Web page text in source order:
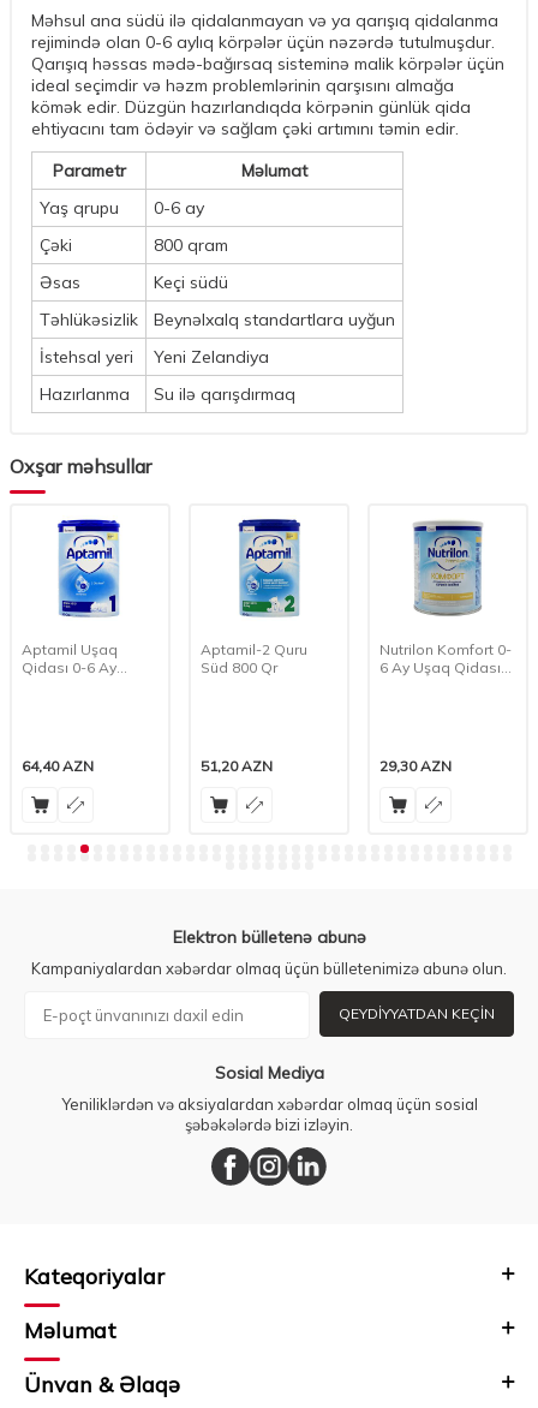
Məhsul ana südü ilə qidalanmayan və ya qarışıq qidalanma
rejimində olan 0-6 aylıq körpələr üçün nəzərdə tutulmuşdur.
Qarışıq həssas mədə-bağırsaq sisteminə malik körpələr üçün
ideal seçimdir və həzm problemlərinin qarşısını almağa
kömək edir. Düzgün hazırlandıqda körpənin günlük qida
ehtiyacını tam ödəyir və sağlam çəki artımını təmin edir.
Parametr
Məlumat
Yaş qrupu
0-6 ay
Çəki
800 qram
Əsas
Keçi südü
Təhlükəsizlik
Beynəlxalq standartlara uyğun
İstehsal yeri
Yeni Zelandiya
Hazırlanma
Su ilə qarışdırmaq
Oxşar məhsullar
Aptamil Uşaq
Qidası 0-6 Ay
64,40AZN
Aptamil-2 Quru
Süd 800 Qr
51,20AZN
Nutrilon Komfort 0-
6 Ay Uşaq Qidası
29,30AZN
Elektron bülletenə abunə
Kampaniyalardan xəbərdar olmaq üçün bülletenimizə abunə olun.
QEYDIYYATDAN KEÇIN
Sosial Mediya
Yeniliklərdən və aksiyalardan xəbərdar olmaq üçün sosial
şəbəkələrdə bizi izləyin.
Kateqoriyalar
Məlumat
Ünvan & Əlaqə